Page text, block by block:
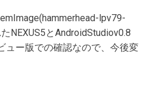
lpv79-
NEXUS5とAndroidStudiov0.8
ュー版での確認なので、今後変